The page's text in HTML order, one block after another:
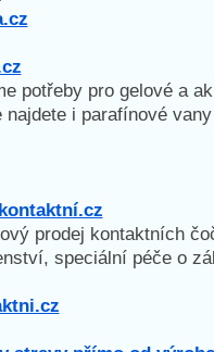
potřeby pro gelové a
najdete i parafínové
prodej kontaktních
speciální péče o